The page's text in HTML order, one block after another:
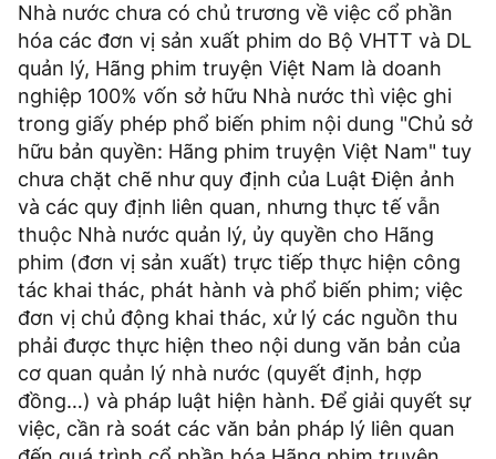
Nhà nước chưa có chủ trương về việc cổ phần
hóa các đơn vị sản xuất phim do Bộ VHTT và DL
quản lý, Hãng phim truyện Việt Nam là doanh
nghiệp 100% vốn sở hữu Nhà nước thì việc ghi
trong giấy phép phổ biến phim nội dung "Chủ sở
hữu bản quyền: Hãng phim truyện Việt Nam" tuy
chưa chặt chẽ như quy định của Luật Ðiện ảnh
và các quy định liên quan, nhưng thực tế vẫn
thuộc Nhà nước quản lý, ủy quyền cho Hãng
phim (đơn vị sản xuất) trực tiếp thực hiện công
tác khai thác, phát hành và phổ biến phim; việc
đơn vị chủ động khai thác, xử lý các nguồn thu
phải được thực hiện theo nội dung văn bản của
cơ quan quản lý nhà nước (quyết định, hợp
đồng…) và pháp luật hiện hành. Ðể giải quyết sự
việc, cần rà soát các văn bản pháp lý liên quan